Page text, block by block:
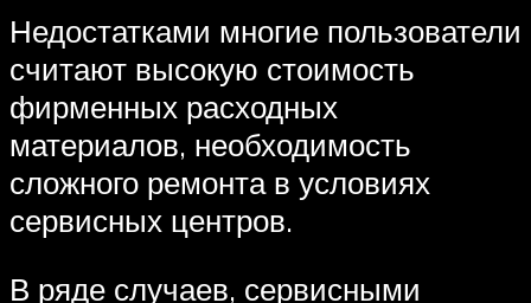
Недостатками многие пользователи
считают высокую стоимость
фирменных расходных
материалов, необходимость
сложного ремонта в условиях
сервисных центров.
В ряде случаев, сервисными